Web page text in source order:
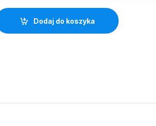
Dodaj do koszyka